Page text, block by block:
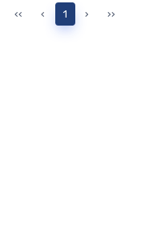
‹‹ ‹ 1 › ››